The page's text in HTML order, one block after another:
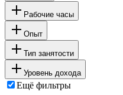
Рабочие часы
Опыт
Тип занятости
Уровень дохода
Ещё фильтры